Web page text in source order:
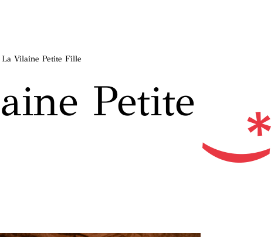
Vilaine Petite Fille
Petite